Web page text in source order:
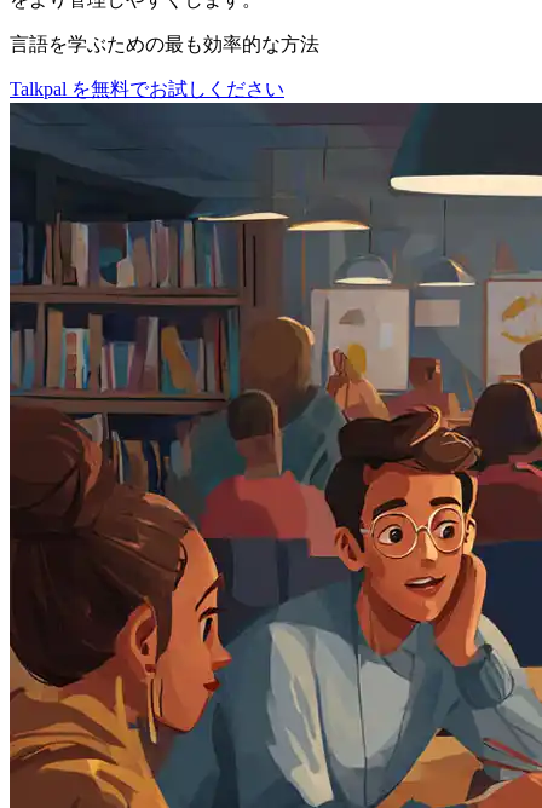
言語を学ぶための最も効率的な方法
Talkpal を無料でお試しください